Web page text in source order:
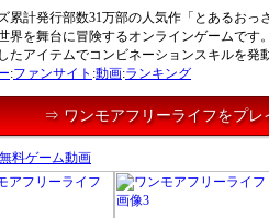
累計発行部数31万部の人気作「とあるおっ
界を舞台に冒険するオンラインゲームです
たアイテムでコンビネーションスキルを発
:ファンサイト :動画:ランキング
⇒ ワンモアフリーライフをプレ